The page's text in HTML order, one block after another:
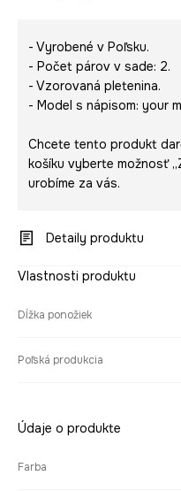
- Vyrobené v Poľsku.
- Počet párov v sade: 2.
- Vzorovaná pletenina.
- Model s nápisom: your
Chcete tento produkt
košíku vyberte možnosť
urobíme za vás.
Detaily produktu
Vlastnosti produktu
Dĺžka ponožiek
Poľská produkcia
Údaje o produkte
Farba